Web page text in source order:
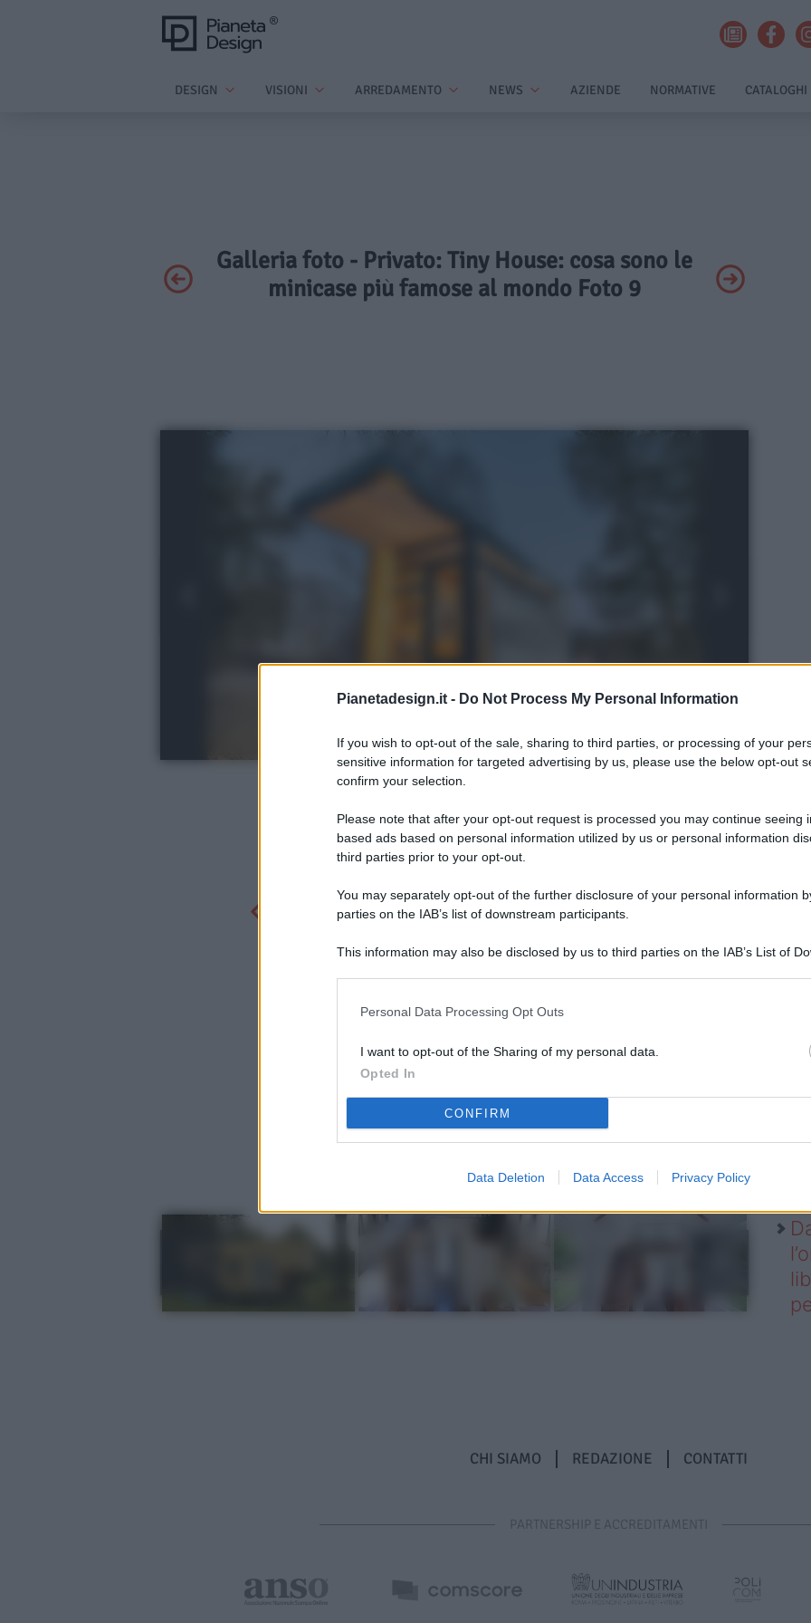
Pianetadesign.it - Do Not Process My Personal Information
If you wish to opt-out of the sale, sharing to third parties, or processing of your
sensitive information for targeted advertising by us, please use the below opt-out
confirm your selection.
Please note that after your opt-out request is processed you may continue seeing
based ads based on personal information utilized by us or personal information
third parties prior to your opt-out.
You may separately opt-out of the further disclosure of your personal information
parties on the IAB’s list of downstream participants.
This information may also be disclosed by us to third parties on the IAB’s List of
Personal Data Processing Opt Outs
I want to opt-out of the Sharing of my personal data.
Opted In
CONFIRM
Data Deletion Data Access Privacy Policy
DESIGN VISIONI ARREDAMENTO NEWS AZIENDE NORMATIVE CATALOGHI
Galleria foto - Privato: Tiny House: cosa sono le
minicase più famose al mondo Foto 9
CHI SIAMO REDAZIONE CONTATTI
PARTNERSHIP E ACCREDITAMENTI